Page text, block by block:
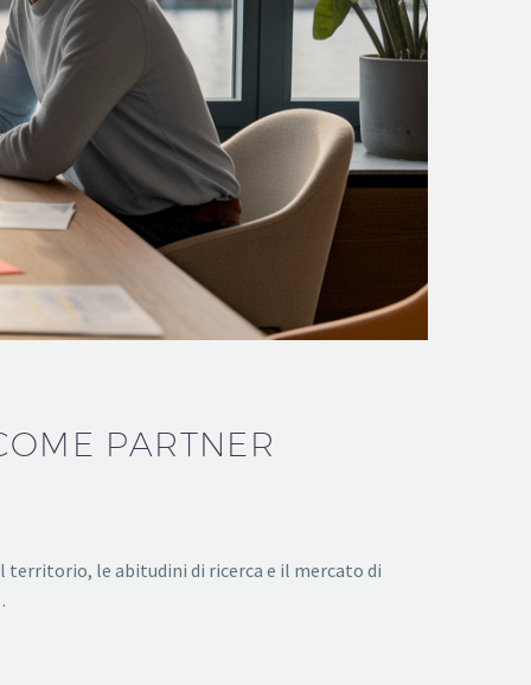
PARTNER
territorio, le abitudini di ricerca e il mercato di